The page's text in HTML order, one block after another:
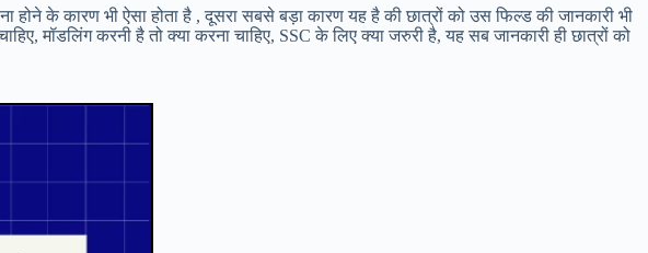
होने के कारण भी ऐसा होता है , दूसरा सबसे बड़ा कारण यह है की छात्रों को उस फिल्ड की जानकारी भी
मॉडलिंग करनी है तो क्या करना चाहिए, SSC के लिए क्या जरुरी है, यह सब जानकारी ही छात्रों को